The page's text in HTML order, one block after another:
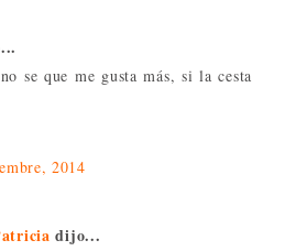
se que me gusta más, si la cesta
2014
dijo...